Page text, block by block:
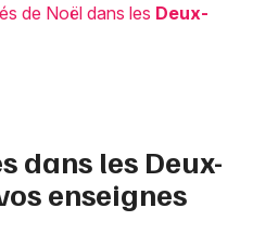
de Noël dans les Deux-
dans les Deux-
enseignes